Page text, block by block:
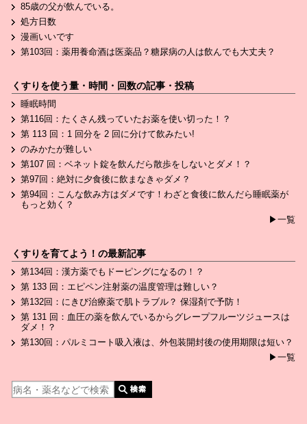
85歳の父が飲んでいる。
処方日数
漫画いいです
第103回：薬用養命酒は医薬品？糖尿病の人は飲んでも大丈夫？
くすりを使う量・時間・回数の記事・投稿
睡眠時間
第116回：たくさん残っていたお薬を使い切った！？
第 113 回：1 回分を 2 回に分けて飲みたい!
のみかたが難しい
第107 回：ベネット錠を飲んだら散歩をしないとダメ！？
第97回：絶対に夕食後に飲まなきゃダメ？
第94回：こんな飲み方はダメです！わざと食後に飲んだら睡眠薬が
もっと効く？
▶一覧
くすりを育てよう！の最新記事
第134回：漢方薬でもドーピングになるの！？
第 133 回：エピペン注射薬の温度管理は難しい？
第132回：にきび治療薬で肌トラブル？ 保湿剤で予防！
第 131 回：血圧の薬を飲んでいるからグレープフルーツジュースは
ダメ！？
第130回：パルミコート吸入液は、外包装開封後の使用期限は短い？
▶一覧